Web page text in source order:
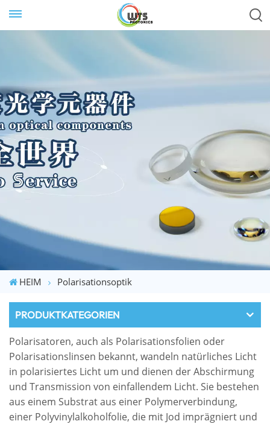
HEIM Polarisationsoptik
PRODUKTKATEGORIEN
Polarisatoren, auch als Polarisationsfolien oder
Polarisationslinsen bekannt, wandeln natürliches Licht
in polarisiertes Licht um und dienen der Abschirmung
und Transmission von einfallendem Licht. Sie bestehen
aus einem Substrat aus einer Polymerverbindung,
einer Polyvinylalkoholfolie, die mit Jod imprägniert und